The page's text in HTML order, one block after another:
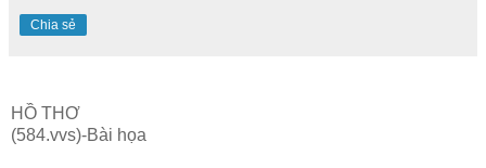
Chia sẻ
HỒ THƠ
(584.vvs)-Bài họa